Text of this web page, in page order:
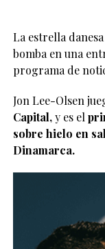
La estrella
bomba en una
programa de
Jon Lee-Olsen
Capital,y es el
sobre hielo en
Dinamarca.